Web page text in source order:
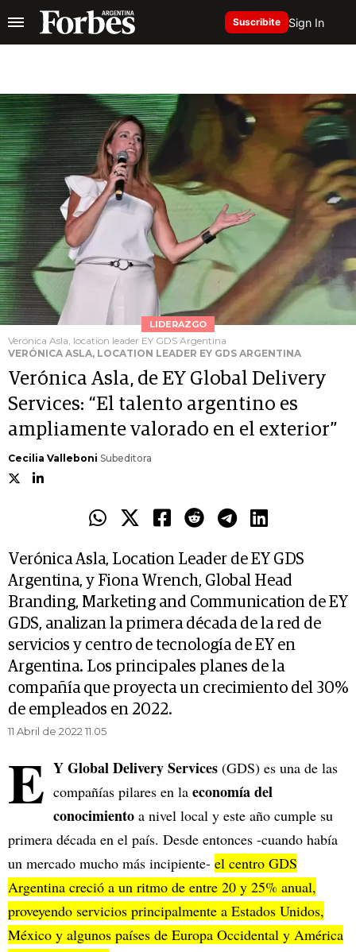
Suscribite Sign In
LIDERAZGO
Verónica Asla, location leader EY GDS Argentina
VERÓNICA ASLA, LOCATION LEADER EY GDS ARGENTINA
Verónica Asla, de EY Global Delivery
Services: “El talento argentino es
ampliamente valorado en el exterior”
Cecilia Valleboni Subeditora
Verónica Asla, Location Leader de EY GDS
Argentina, y Fiona Wrench, Global Head
Branding, Marketing and Communication de EY
GDS, analizan la primera década de la red de
servicios y centro de tecnología de EY en
Argentina. Los principales planes de la
compañía que proyecta un crecimiento del 30%
de empleados en 2022.
11 Abril de 2022 11.05
E Y Global Delivery Services (GDS) es una de las
compañías pilares en la economía del
conocimiento a nivel local y este año cumple su
primera década en el país. Desde entonces -cuando había
un mercado mucho más incipiente- el centro GDS
Argentina creció a un ritmo de entre 20 y 25% anual,
proveyendo servicios principalmente a Estados Unidos,
México y algunos países de Europa Occidental y América